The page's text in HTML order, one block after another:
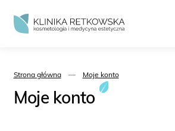
Strona główna — Moje konto
Moje konto